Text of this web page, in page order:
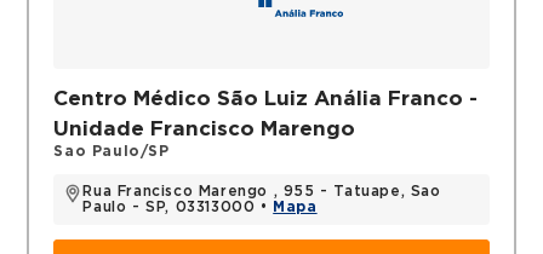
Centro Médico São Luiz Anália Franco -
Unidade Francisco Marengo
Sao Paulo/SP
Rua Francisco Marengo , 955 - Tatuape, Sao
Paulo - SP, 03313000 •
Mapa